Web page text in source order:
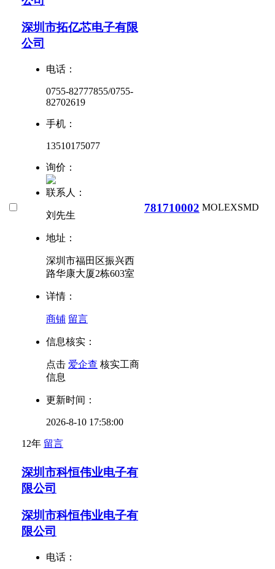
深圳市拓亿芯电子有限
公司
电话：
0755-82777855/0755-
82702619
手机：
13510175077
询价：
联系人：
刘先生
地址：
深圳市福田区振兴西
路华康大厦2栋603室
详情：
商铺 留言
信息核实：
点击 爱企查 核实工商
信息
更新时间：
2026-8-10 17:58:00
12年 留言
781710002 MOLEXSMD
深圳市科恒伟业电子有
限公司
深圳市科恒伟业电子有
限公司
电话：